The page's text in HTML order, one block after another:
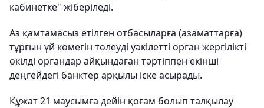
кабинетке" жіберіледі.
Аз қамтамасыз етілген отбасыларға (азаматтарға)
тұрғын үй көмегін төлеуді уәкілетті орган жергілікті
өкілді органдар айқындаған тәртіппен екінші
деңгейдегі банктер арқылы іске асырады.
Құжат 21 маусымға дейін қоғам болып талқылау